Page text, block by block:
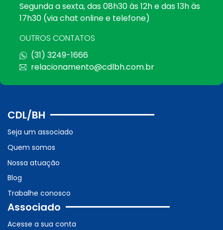
Segunda a sexta, das 08h30 às 12h e das 13h às
17h30 (via chat online e telefone)
OUTROS CONTATOS
(31) 3249-1666
relacionamento@cdlbh.com.br
CDL/BH
Seja um associado
Quem somos
Nossa atuação
Blog
Trabalhe conosco
Associado
Acesse a sua conta